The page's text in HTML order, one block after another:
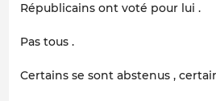
Républicains ont voté pour lui .
Pas tous .
Certains se sont abstenus ,